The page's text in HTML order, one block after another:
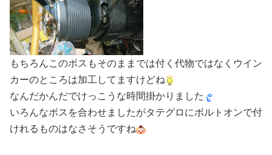
もちろんこのボスもそのままでは付く代物ではなくウイン
カーのところは加工してますけどね
なんだかんだでけっこうな時間掛かりました
いろんなボスを合わせましたがタテグロにボルトオンで付
けれるものはなさそうですね